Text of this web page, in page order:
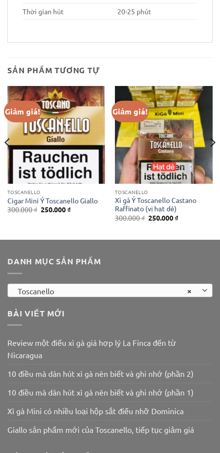
Thời gian hút
20-25 phút
SẢN PHẨM TƯƠNG TỰ
Giảm giá!
TOSCANELLO
Cigar Mini Ý Toscanello Giallo
300.000₫ Giá
250.000₫Giá
Giảm giá!
TOSCANELLO
Xì gà Ý Toscanello Castano
Raffinato (vị hạt dẻ)
300.000₫ Giá
gốc
250.000₫Giá
250.000 ₫.
DANH MỤC SẢN PHẨM
×
Toscanello
BÀI VIẾT MỚI
Review một điếu xì gà giá hợp lý La Finca đến từ
Nicaragua
10 điều mà dân hút xì gà nên biết và ghi nhớ (phần 2)
10 điều mà dân hút xì gà nên biết và ghi nhớ (phần 1)
Xì gà Mini có nhiều loại hộp sắt điếu nhỡ Dominica
Giallo sản phẩm mới của Toscanello, tiếp tục giảm giá